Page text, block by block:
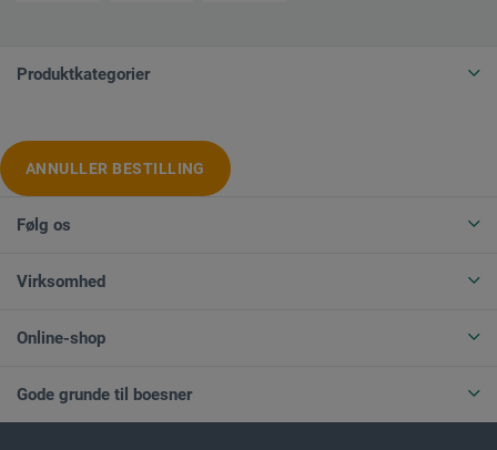
Produktkategorier
ANNULLER BESTILLING
Følg os
Virksomhed
Online-shop
Gode grunde til boesner